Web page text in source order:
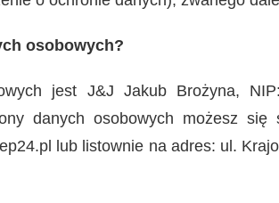
osobowych?
jest J&J Jakub Brożyna,
danych osobowych możesz się
lub listownie na adres: ul.